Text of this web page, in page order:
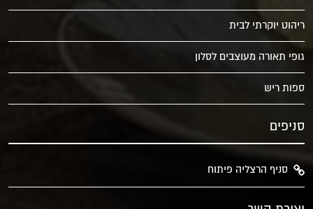
ריהוט יוקרתי לבית
גופי תאורה מעוצבים לסלון
ספות ריש
סניפים
סניף הרצליה פיתוח